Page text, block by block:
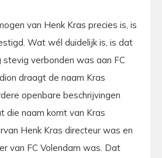
van Henk Kras precies is, is
Wat wél duidelijk is, is dat
stevig verbonden was aan FC
draagt de naam Kras
openbare beschrijvingen
die naam komt van Kras
Henk Kras directeur was en
van FC Volendam was. Dat